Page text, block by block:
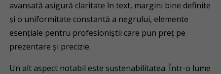
avansată asigură claritate în text, margini bine definite
și o uniformitate constantă a negrului, elemente
esențiale pentru profesioniștii care pun preț pe
prezentare și precizie.
Un alt aspect notabil este sustenabilitatea. Într-o lume